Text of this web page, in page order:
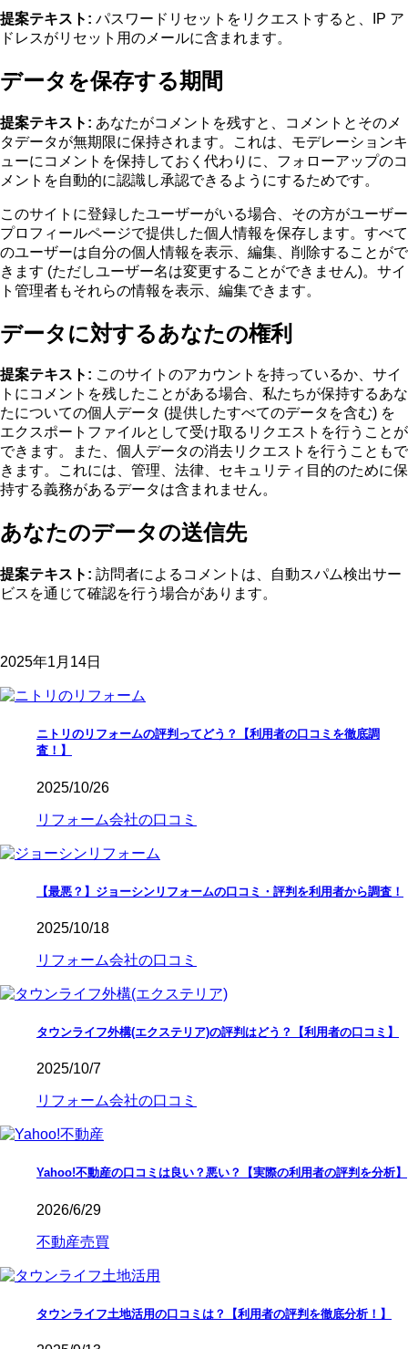
提案テキスト: パスワードリセットをリクエストすると、IP ア
ドレスがリセット用のメールに含まれます。
データを保存する期間
提案テキスト: あなたがコメントを残すと、コメントとそのメ
タデータが無期限に保持されます。これは、モデレーションキ
ューにコメントを保持しておく代わりに、フォローアップのコ
メントを自動的に認識し承認できるようにするためです。
このサイトに登録したユーザーがいる場合、その方がユーザー
プロフィールページで提供した個人情報を保存します。すべて
のユーザーは自分の個人情報を表示、編集、削除することがで
きます (ただしユーザー名は変更することができません)。サイ
ト管理者もそれらの情報を表示、編集できます。
データに対するあなたの権利
提案テキスト: このサイトのアカウントを持っているか、サイ
トにコメントを残したことがある場合、私たちが保持するあな
たについての個人データ (提供したすべてのデータを含む) を
エクスポートファイルとして受け取るリクエストを行うことが
できます。また、個人データの消去リクエストを行うこともで
きます。これには、管理、法律、セキュリティ目的のために保
持する義務があるデータは含まれません。
あなたのデータの送信先
提案テキスト: 訪問者によるコメントは、自動スパム検出サー
ビスを通じて確認を行う場合があります。
2025年1月14日
ニトリのリフォームの評判ってどう？【利用者の口コミを徹底調
査！】
2025/10/26
リフォーム会社の口コミ
【最悪？】ジョーシンリフォームの口コミ・評判を利用者から調査！
2025/10/18
リフォーム会社の口コミ
タウンライフ外構(エクステリア)の評判はどう？【利用者の口コミ】
2025/10/7
リフォーム会社の口コミ
Yahoo!不動産の口コミは良い？悪い？【実際の利用者の評判を分析】
2026/6/29
不動産売買
タウンライフ土地活用の口コミは？【利用者の評判を徹底分析！】